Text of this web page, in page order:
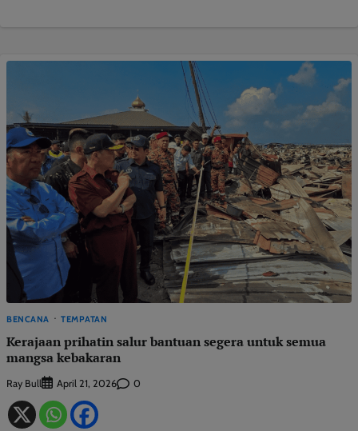
BENCANA TEMPATAN
Kerajaan prihatin salur bantuan segera untuk semua
mangsa kebakaran
Ray Bull April 21, 2026 0